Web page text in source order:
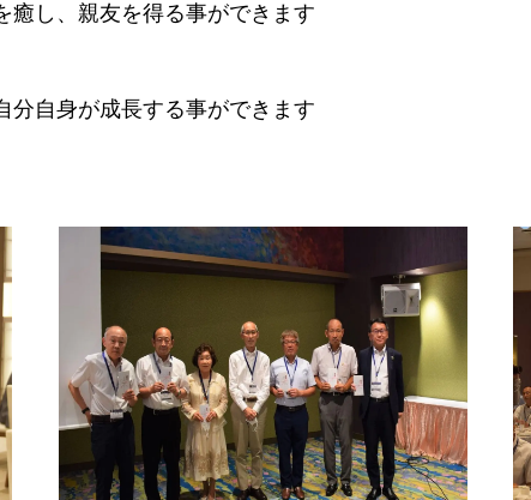
情は心を癒し、親友を得る事ができます
分自身が成長する事ができます